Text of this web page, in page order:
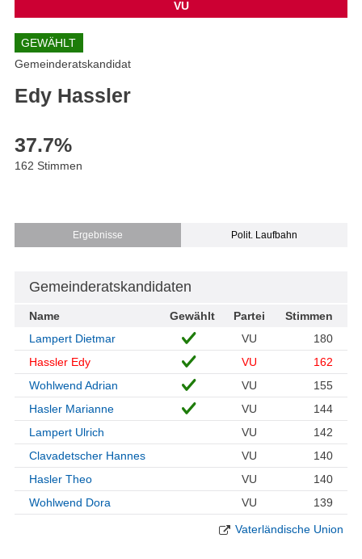
VU
GEWÄHLT
Gemeinderatskandidat
Edy Hassler
37.7%
162 Stimmen
Ergebnisse Polit. Laufbahn
Gemeinderatskandidaten
Name Gewählt Partei
Stimmen
Lampert Dietmar
VU
180
Hassler Edy
VU
162
Wohlwend Adrian
VU
155
Hasler Marianne
VU
144
Lampert Ulrich
VU
142
Clavadetscher Hannes
VU
140
Hasler Theo
VU
140
Wohlwend Dora
VU 139
Vaterländische Union